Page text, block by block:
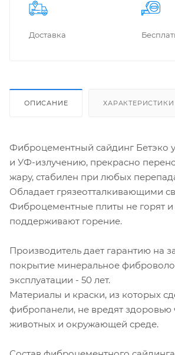
Доставка
ОПИСАНИЕ ХАРАКТЕРИСТИКИ
Фиброцементный сайдинг Бетэко
и УФ-излучению, прекрасно
жару, стабилен при любых
Обладает грязеотталкивающими
Фиброцементные плиты не горят и
поддерживают горение.
Производитель дает гарантию на
покрытие минеральное
эксплуатации - 50 лет.
Материалы и краски, из которых
фибропанели, не вредят здоровью
животных и окружающей среде.